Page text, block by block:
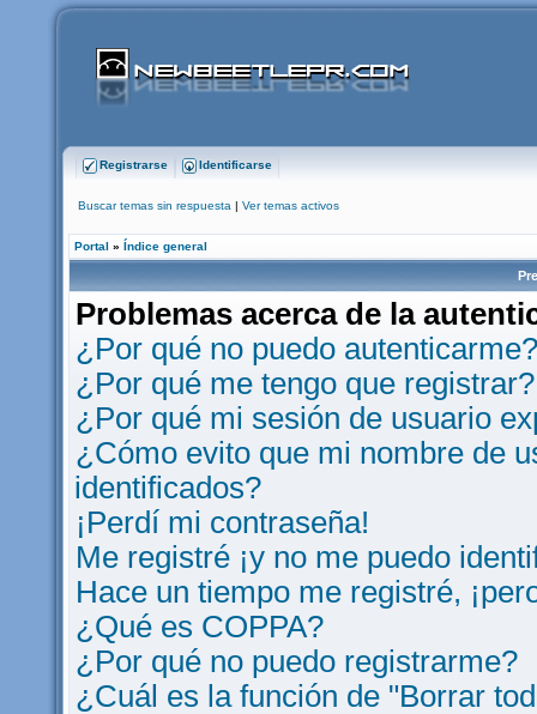
Registrarse Identificarse
Buscar temas sin respuesta | Ver temas activos
Portal » Índice general
Problemas acerca de la
¿Por qué no puedo autenticarme?
¿Por qué me tengo que registrar?
¿Por qué mi sesión de usuario
¿Cómo evito que mi nombre de
identificados?
¡Perdí mi contraseña!
Me registré ¡y no me puedo
Hace un tiempo me registré,
¿Qué es COPPA?
¿Por qué no puedo registrarme?
¿Cuál es la función de "Borrar